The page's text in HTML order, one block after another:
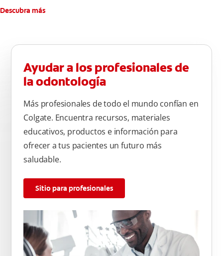
Descubra más
Ayudar a los profesionales de
la odontología
Más profesionales de todo el mundo confían en
Colgate. Encuentra recursos, materiales
educativos, productos e información para
ofrecer a tus pacientes un futuro más
saludable.
Sitio para profesionales